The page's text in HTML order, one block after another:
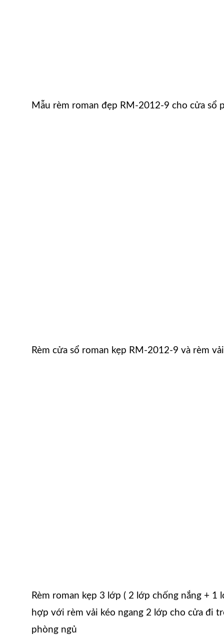
Mẫu rèm roman đẹp RM-2012-9 cho cửa sổ
Rèm cửa sổ roman kẹp RM-2012-9 và rèm
Rèm roman kẹp 3 lớp ( 2 lớp chống nắng + 1
hợp với rèm vải kéo ngang 2 lớp cho cửa đi
phòng ngủ